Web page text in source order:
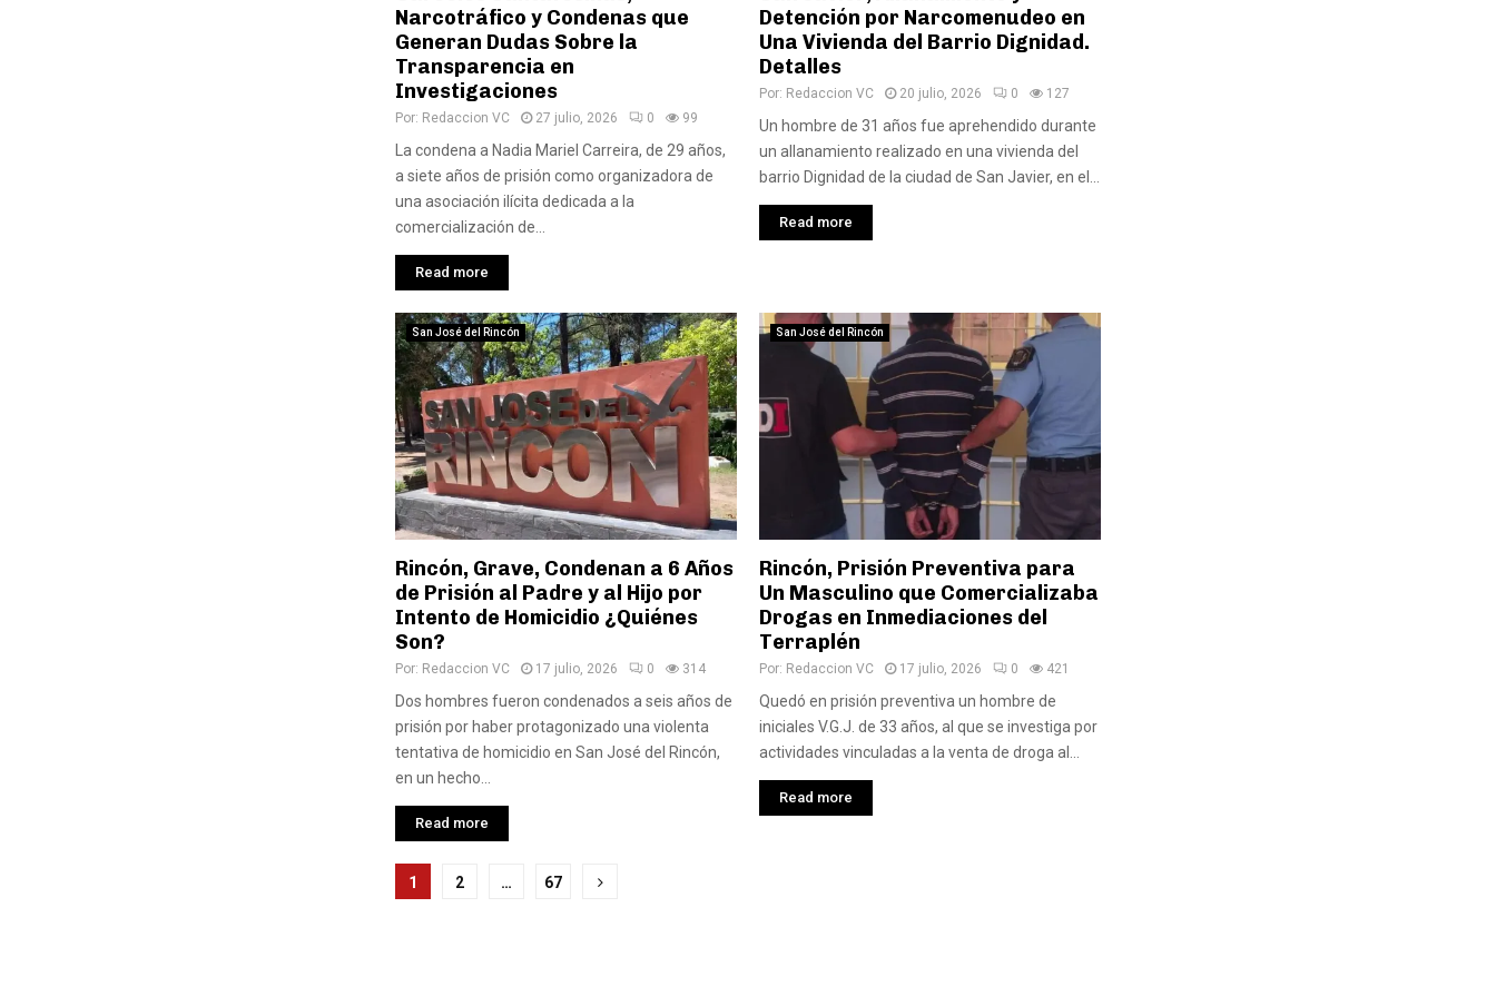
Narcotráfico y Condenas que
Generan Dudas Sobre la
Transparencia en
Investigaciones
Por: Redaccion VC 27 julio, 2026 0 99
La condena a Nadia Mariel Carreira, de 29 años,
a siete años de prisión como organizadora de
una asociación ilícita dedicada a la
comercialización de...
Read more
Detención por Narcomenudeo en
Una Vivienda del Barrio Dignidad.
Detalles
Por: Redaccion VC 20 julio, 2026 0 127
Un hombre de 31 años fue aprehendido durante
un allanamiento realizado en una vivienda del
barrio Dignidad de la ciudad de San Javier, en el...
Read more
San José del Rincón
Rincón, Grave, Condenan a 6 Años
de Prisión al Padre y al Hijo por
Intento de Homicidio ¿Quiénes
Son?
Por: Redaccion VC 17 julio, 2026 0 314
Dos hombres fueron condenados a seis años de
prisión por haber protagonizado una violenta
tentativa de homicidio en San José del Rincón,
en un hecho...
Read more
San José del Rincón
Rincón, Prisión Preventiva para
Un Masculino que Comercializaba
Drogas en Inmediaciones del
Terraplén
Por: Redaccion VC 17 julio, 2026 0 421
Quedó en prisión preventiva un hombre de
iniciales V.G.J. de 33 años, al que se investiga por
actividades vinculadas a la venta de droga al...
Read more
Paginación
1 2 … 67